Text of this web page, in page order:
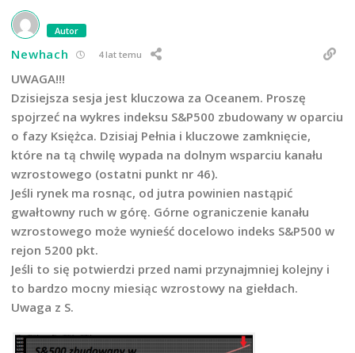
Autor
Newhach 4 lat temu
UWAGA!!!
Dzisiejsza sesja jest kluczowa za Oceanem. Proszę
spojrzeć na wykres indeksu S&P500 zbudowany w oparciu
o fazy Księżca. Dzisiaj Pełnia i kluczowe zamknięcie,
które na tą chwilę wypada na dolnym wsparciu kanału
wzrostowego (ostatni punkt nr 46).
Jeśli rynek ma rosnąc, od jutra powinien nastąpić
gwałtowny ruch w górę. Górne ograniczenie kanału
wzrostowego może wynieść docelowo indeks S&P500 w
rejon 5200 pkt.
Jeśli to się potwierdzi przed nami przynajmniej kolejny i
to bardzo mocny miesiąc wzrostowy na giełdach.
Uwaga z S.